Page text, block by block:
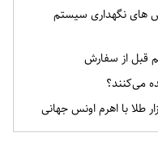
های نگهداری سیستم
می‌کنند؟